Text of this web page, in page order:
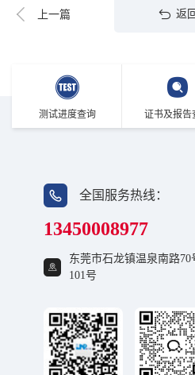
上一篇 返回
测试进度查询 证书及报告
全国服务热线：
13450008977
东莞市石龙镇温泉南路
101号